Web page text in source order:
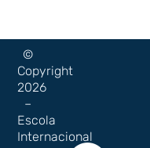
©
Copyright
2026
–
Escola
Internacional